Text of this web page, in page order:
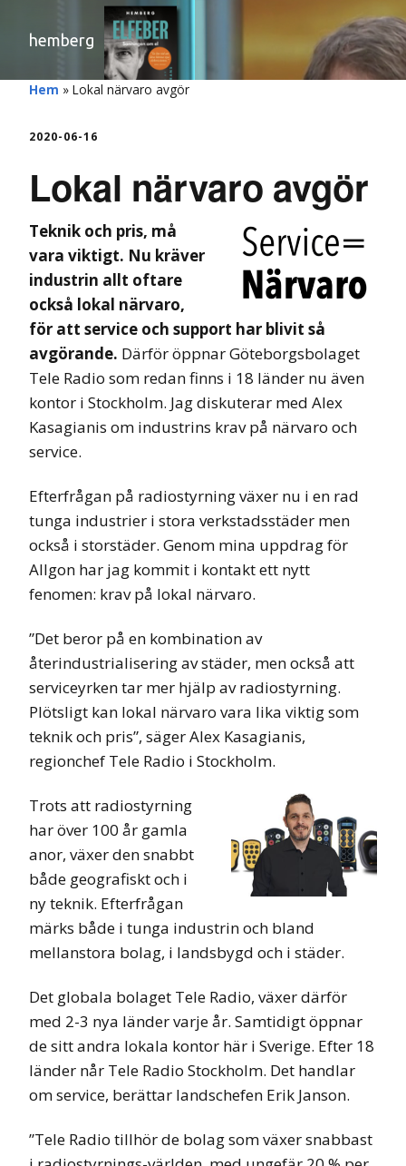
hemberg
Hem » Lokal närvaro avgör
2020-06-16
Lokal närvaro avgör
Teknik och pris, må
vara viktigt. Nu kräver
industrin allt oftare
också lokal närvaro,
för att service och support har blivit så
avgörande. Därför öppnar Göteborgsbolaget
Tele Radio som redan finns i 18 länder nu även
kontor i Stockholm. Jag diskuterar med Alex
Kasagianis om industrins krav på närvaro och
service.
Efterfrågan på radiostyrning växer nu i en rad
tunga industrier i stora verkstadsstäder men
också i storstäder. Genom mina uppdrag för
Allgon har jag kommit i kontakt ett nytt
fenomen: krav på lokal närvaro.
”Det beror på en kombination av
återindustrialisering av städer, men också att
serviceyrken tar mer hjälp av radiostyrning.
Plötsligt kan lokal närvaro vara lika viktig som
teknik och pris”, säger Alex Kasagianis,
regionchef Tele Radio i Stockholm.
Trots att radiostyrning
har över 100 år gamla
anor, växer den snabbt
både geografiskt och i
ny teknik. Efterfrågan
märks både i tunga industrin och bland
mellanstora bolag, i landsbygd och i städer.
Det globala bolaget Tele Radio, växer därför
med 2-3 nya länder varje år. Samtidigt öppnar
de sitt andra lokala kontor här i Sverige. Efter 18
länder når Tele Radio Stockholm. Det handlar
om service, berättar landschefen Erik Janson.
”Tele Radio tillhör de bolag som växer snabbast